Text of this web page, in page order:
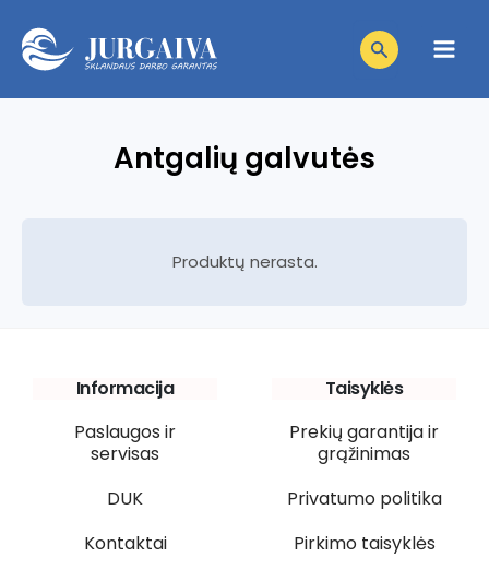
prie
turinio
Products
search
Main
Antgalių galvutės
Produktų nerasta.
Informacija
Paslaugos ir
servisas
DUK
Kontaktai
Taisyklės
Prekių garantija ir
grąžinimas
Privatumo politika
Pirkimo taisyklės